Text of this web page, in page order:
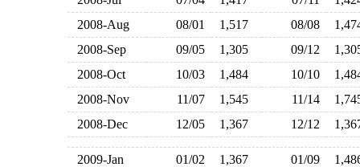
2008-Aug
08/01 1,517 08/08
2008-Sep
09/05 1,305 09/12
2008-Oct
10/03 1,484 10/10
2008-Nov
11/07 1,545 11/14
2008-Dec
12/05 1,367 12/12
2009-Jan 01/02 1,367 01/09